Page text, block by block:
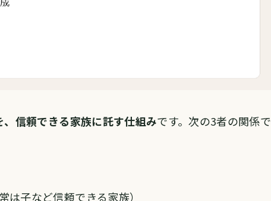
信頼できる家族に託す仕組みです。次の3者の関係で
は子など信頼できる家族）